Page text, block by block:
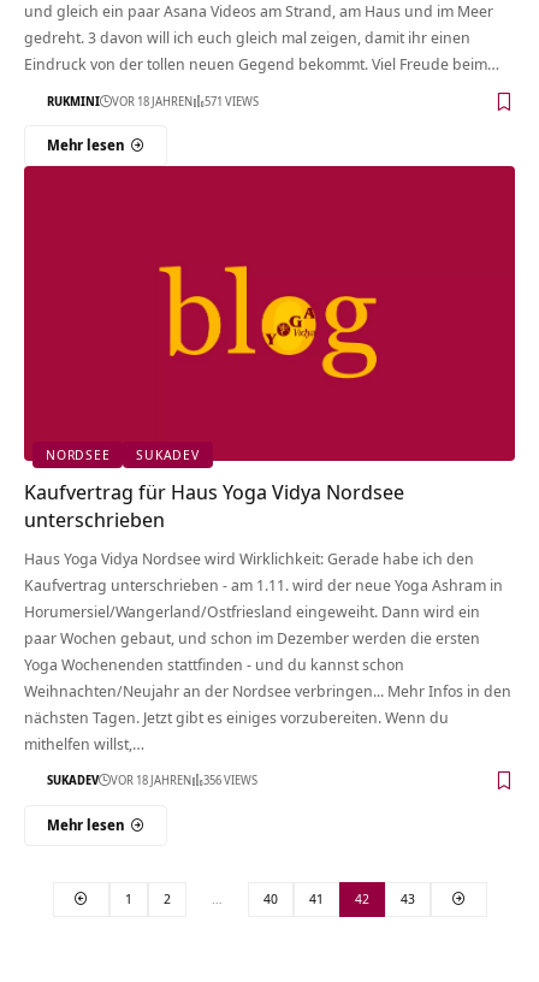
und gleich ein paar Asana Videos am Strand, am Haus und im Meer
gedreht. 3 davon will ich euch gleich mal zeigen, damit ihr einen
Eindruck von der tollen neuen Gegend bekommt. Viel Freude beim…
RUKMINI VOR 18 JAHREN 571 VIEWS
Mehr lesen
NORDSEE SUKADEV
Kaufvertrag für Haus Yoga Vidya Nordsee
unterschrieben
Haus Yoga Vidya Nordsee wird Wirklichkeit: Gerade habe ich den
Kaufvertrag unterschrieben - am 1.11. wird der neue Yoga Ashram in
Horumersiel/Wangerland/Ostfriesland eingeweiht. Dann wird ein
paar Wochen gebaut, und schon im Dezember werden die ersten
Yoga Wochenenden stattfinden - und du kannst schon
Weihnachten/Neujahr an der Nordsee verbringen... Mehr Infos in den
nächsten Tagen. Jetzt gibt es einiges vorzubereiten. Wenn du
mithelfen willst,…
SUKADEV VOR 18 JAHREN 356 VIEWS
Mehr lesen
1 2 … 40 41 42 43